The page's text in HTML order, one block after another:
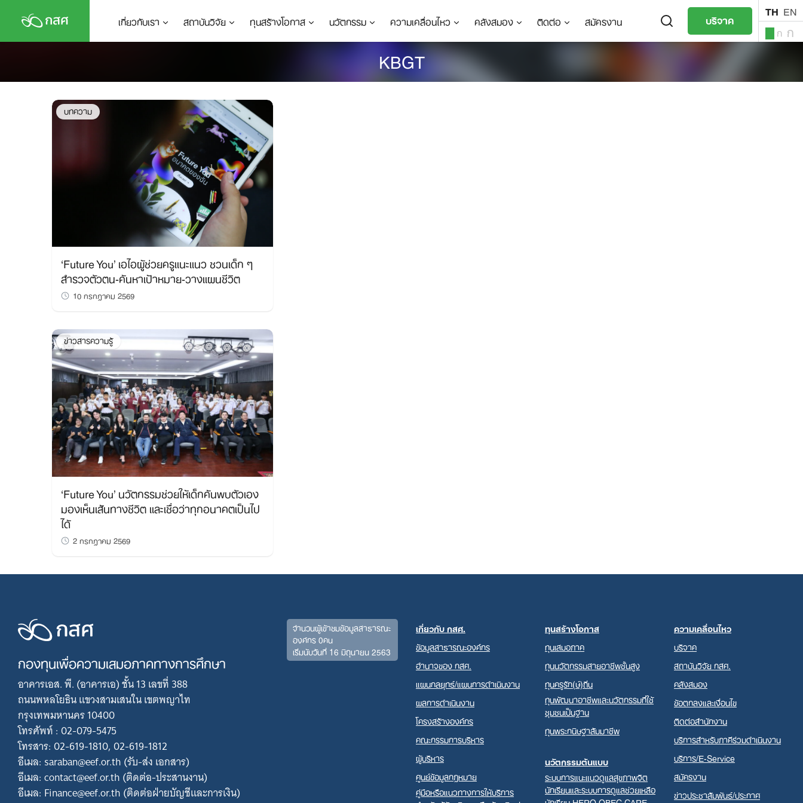
content
เกี่ยวกับเรา สถาบันวิจัย ทุนสร้างโอกาส นวัตกรรม ความเคลื่อนไหว คลังสมอง ติดต่อ สมัครงาน บริจาค TH EN
ก ก
TH
KBGT
บทความ
‘Future You’ เอไอผู้ช่วยครูแนะแนว ชวนเด็ก ๆ
สำรวจตัวตน-ค้นหาเป้าหมาย-วางแผนชีวิต
10 กรกฎาคม 2569
ข่าวสารความรู้
‘Future You’ นวัตกรรมช่วยให้เด็กค้นพบตัวเอง
มองเห็นเส้นทางชีวิต และเชื่อว่าทุกอนาคตเป็นไป
ได้
2 กรกฎาคม 2569
กองทุนเพื่อความเสมอภาคทางการศึกษา
อาคารเอส. พี. (อาคารเอ) ชั้น 13 เลขที่ 388
ถนนพหลโยธิน แขวงสามเสนใน เขตพญาไท
กรุงเทพมหานคร 10400
โทรศัพท์ : 02-079-5475
โทรสาร: 02-619-1810, 02-619-1812
อีเมล: saraban@eef.or.th (รับ-ส่ง เอกสาร)
อีเมล: contact@eef.or.th (ติดต่อ-ประสานงาน)
อีเมล: Finance@eef.or.th (ติดต่อฝ่ายบัญชีและการเงิน)
จำนวนผู้เข้าชมข้อมูลสาธารณะ
องค์กร 0คน
เริ่มนับวันที่ 16 มิถุนายน 2563
เกี่ยวกับ กสศ.
ข้อมูลสาธารณะองค์กร
อำนาจของ กสศ.
แผนกลยุทธ์/แผนการดำเนินงาน
ผลการดำเนินงาน
โครงสร้างองค์กร
คณะกรรมการบริหาร
ผู้บริหาร
ศูนย์ข้อมูลกฎหมาย
คู่มือหรือแนวทางการให้บริการ
ทุนสร้างโอกาส
ทุนเสมอภาค
ทุนนวัตกรรมสายอาชีพชั้นสูง
ทุนครูรัก(ษ์)ถิ่น
ทุนพัฒนาอาชีพและนวัตกรรมที่ใช้
ชุมชนเป็นฐาน
ทุนพระกนิษฐาสัมมาชีพ
นวัตกรรมต้นแบบ
ระบบการแนะแนวดูแลสุขภาพจิต
นักเรียนและระบบการดูแลช่วยเหลือ
ความเคลื่อนไหว
บริจาค
สถาบันวิจัย กสศ.
คลังสมอง
ข้อตกลงและเงื่อนไข
ติดต่อสำนักงาน
บริการสำหรับภาคีร่วมดำเนินงาน
บริการ/E-Service
สมัครงาน
ข่าวประชาสัมพันธ์/ประกาศ